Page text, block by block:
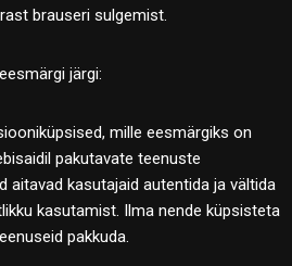
brauseri sulgemist.
järgi:
mille eesmärgiks on
pakutavate teenuste
aitavad kasutajaid autentida ja vältida
kasutamist. Ilma nende küpsisteta
pakkuda.